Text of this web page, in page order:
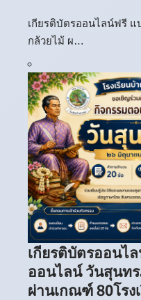
เกียรติบัตรออนไลน์ฟรี
กล้วยไม้ ผ…
เกียรติบัตรออนไ
ออนไลน์ วันสุนทร
ผ่านเกณฑ์ 80โรง